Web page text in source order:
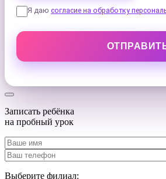
Я даю согласие на обработку
Записать ребёнка
на пробный урок
Выберите филиал: